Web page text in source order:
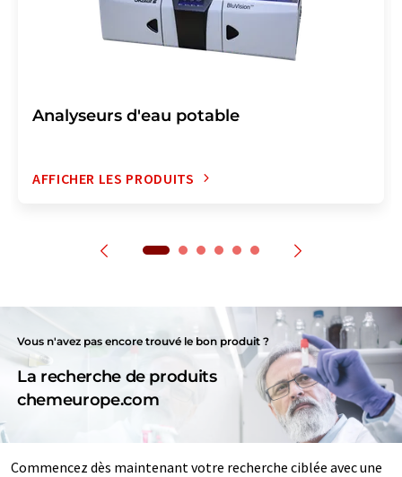
Analyseurs d'eau potable
AFFICHER LES PRODUITS
Vous n'avez pas encore trouvé le bon produit ?
La recherche de produits
chemeurope.com
Commencez dès maintenant votre recherche ciblée avec une